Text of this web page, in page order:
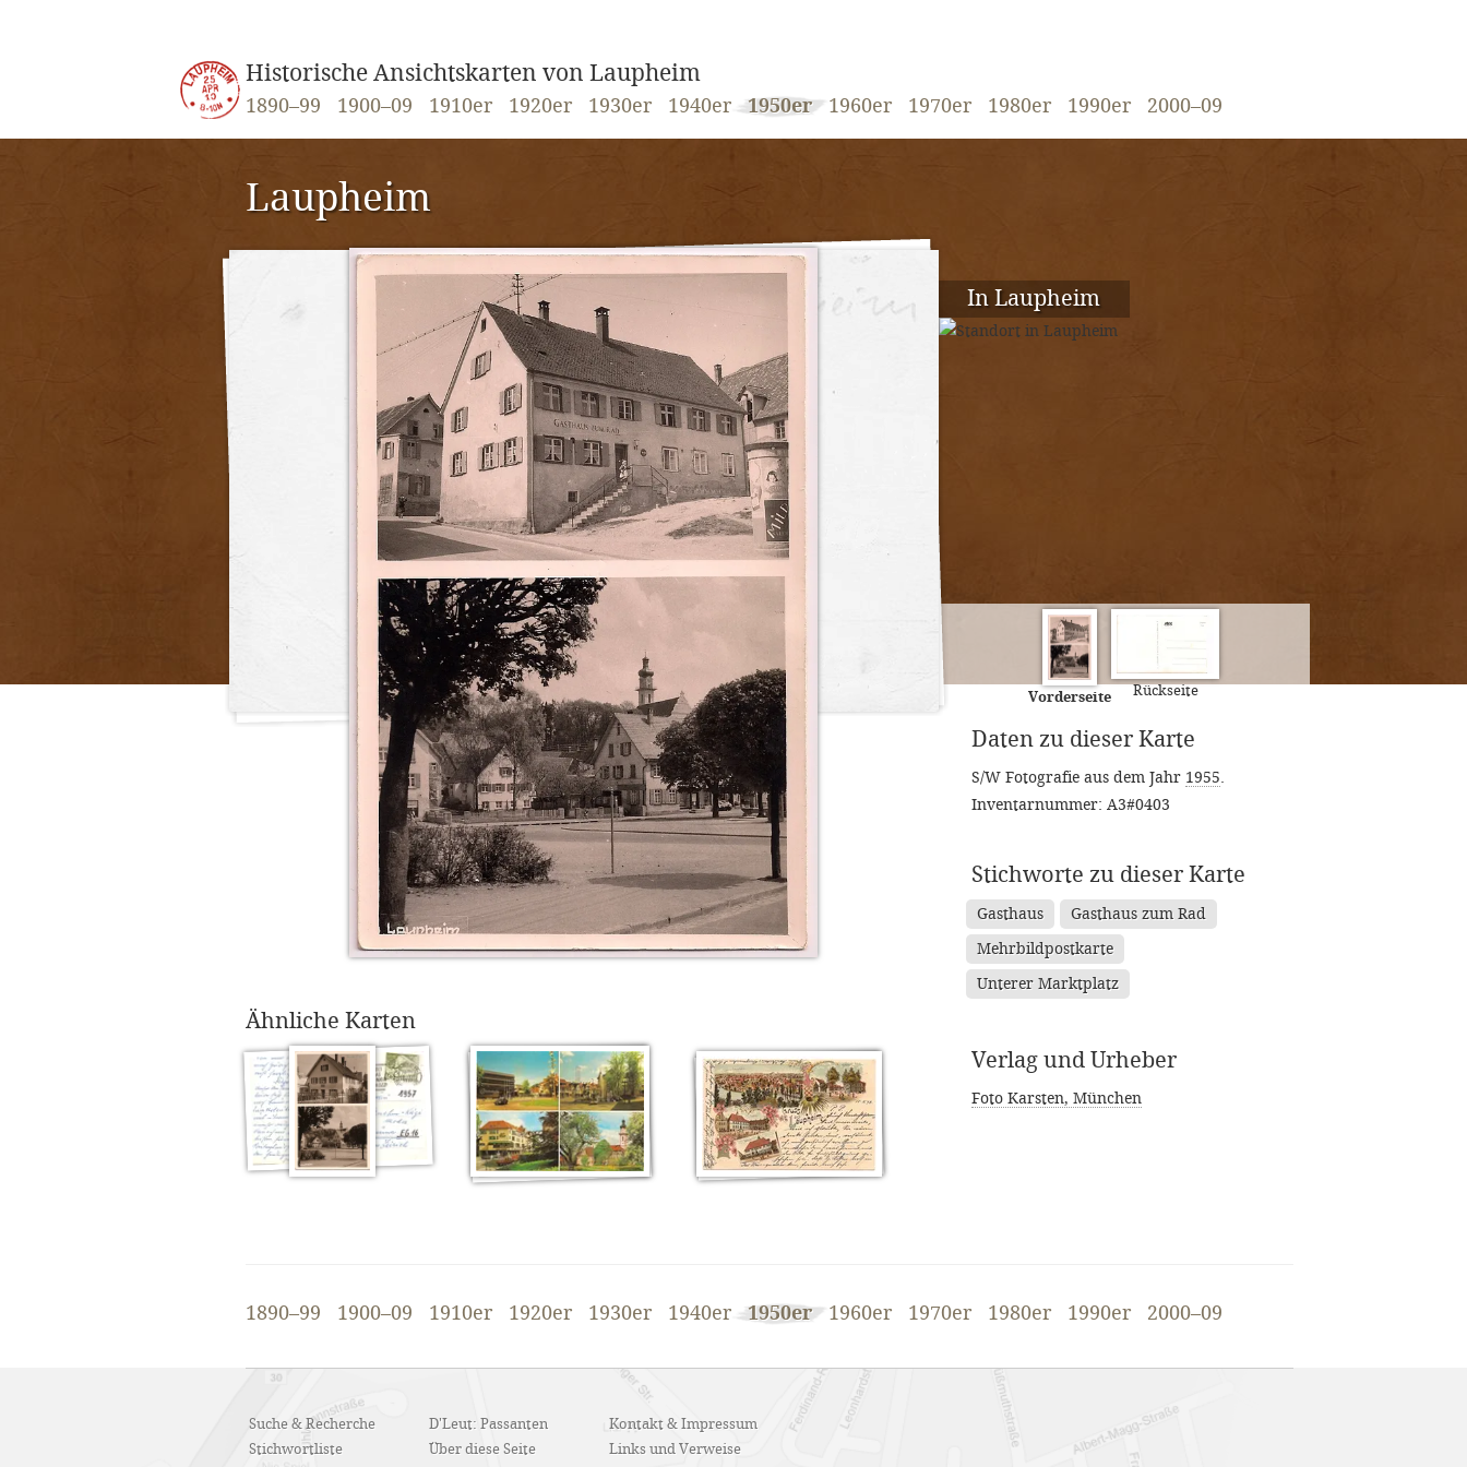
Historische Ansichtskarten von Laupheim
1890–99 1900–09 1910er 1920er 1930er 1940er 1950er 1960er 1970er 1980er 1990er 2000–09
Laupheim
In Laupheim
Vorderseite Rückseite
Daten zu dieser Karte
S/W Fotografie aus dem Jahr 1955
Inventarnummer: A3#0403
Stichworte zu dieser Karte
Gasthaus Gasthaus zum Rad
Mehrbildpostkarte
Unterer Marktplatz
Verlag und Urheber
Foto Karsten, München
Ähnliche Karten
1890–99 1900–09 1910er 1920er 1930er 1940er 1950er 1960er 1970er 1980er 1990er 2000–09
Suche & Recherche
Stichwortliste
D'Leut: Passanten
Über diese Seite
Kontakt & Impressum
Links und Verweise